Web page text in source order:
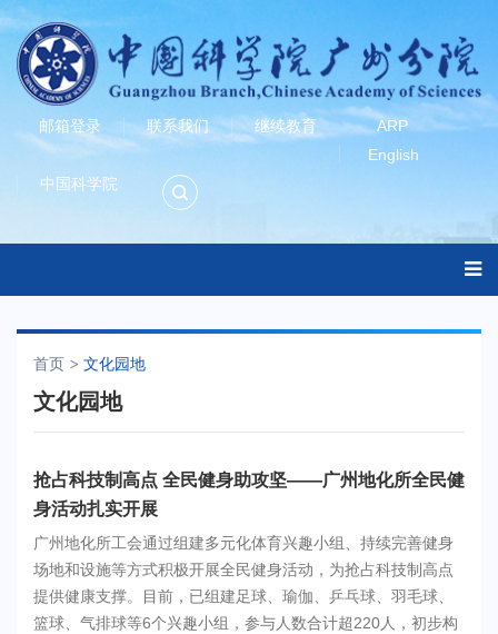
邮箱登录 联系我们 继续教育
ARP
English
中国科学院
首页 文化园地
文化园地
抢占科技制高点 全民健身助攻坚——广州地化所全民健
身活动扎实开展
广州地化所工会通过组建多元化体育兴趣小组、持续完善健身
场地和设施等方式积极开展全民健身活动，为抢占科技制高点
提供健康支撑。目前，已组建足球、瑜伽、乒乓球、羽毛球、
篮球、气排球等6个兴趣小组，参与人数合计超220人，初步构